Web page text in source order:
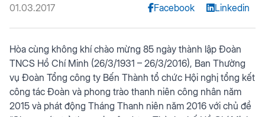
01.03.2017 Facebook Linkedin
Hòa cùng không khí chào mừng 85 ngày thành lập Đoàn
TNCS Hồ Chí Minh (26/3/1931 – 26/3/2016), Ban Thường
vụ Đoàn Tổng công ty Bến Thành tổ chức Hội nghị tổng kết
công tác Đoàn và phong trào thanh niên công nhân năm
2015 và phát động Tháng Thanh niên năm 2016 với chủ đề